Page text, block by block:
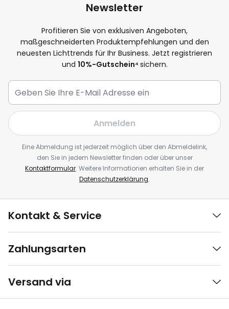
Newsletter
Profitieren Sie von exklusiven Angeboten,
maßgeschneiderten Produktempfehlungen und den
neuesten Lichttrends für Ihr Business. Jetzt registrieren
und 10%-Gutschein⁴ sichern.
Anmelden
Eine Abmeldung ist jederzeit möglich über den Abmeldelink,
den Sie in jedem Newsletter finden oder über unser
Kontaktformular. Weitere Informationen erhalten Sie in der
Datenschutzerklärung.
Kontakt & Service
Zahlungsarten
Versand via